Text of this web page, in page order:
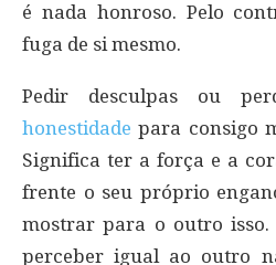
é nada honroso. Pelo
fuga de si mesmo.
Pedir desculpas ou
honestidadepara consigo
Significa ter a força e a
frente o seu próprio
mostrar para o outro isso.
perceber igual ao outro